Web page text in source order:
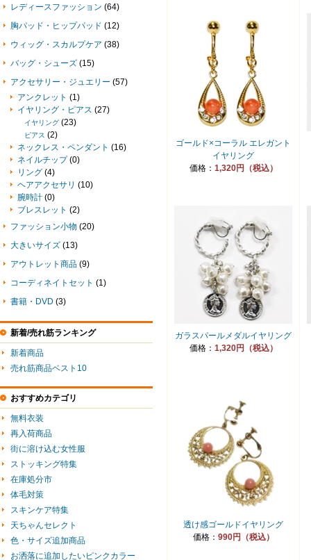
ゴールド×コーラル エレガント
イヤリング
価格： 1,320円（税込）
ガラスパールメダルイヤリング
価格： 1,320円（税込）
透け感ゴールドイヤリング
価格： 990円（税込）
レディースファッション (64)
胸パッド・ヒップパッド (12)
ウィッグ・スカルプケア (38)
バッグ・シューズ (15)
アクセサリー・ジュエリー (57)
アンクレット (1)
イヤリング・ピアス (27)
イヤリング (23)
ピアス (2)
ネックレス・ペンダント (16)
ネイルチップ (0)
リング (4)
ヘアアクセサリ (10)
腕時計 (0)
ブレスレット (2)
ファッション小物 (20)
大きいサイズ (13)
アウトレット商品 (9)
コーディネイトセット (1)
書籍・DVD (3)
新着/売れ筋ランキング
新着商品
売れ筋商品ベスト10
おすすめカテゴリ
無料衣装
再入荷商品
街に溶け込む女性服
ストッキング特集
在庫処分市
体毛対策
スキンケア特集
天ちゃんセレクト
色・サイズ追加商品
お洒落に追加したいピンクカラー